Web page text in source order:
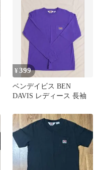
¥399
ベンデイビス BEN
DAVIS レディース 長袖